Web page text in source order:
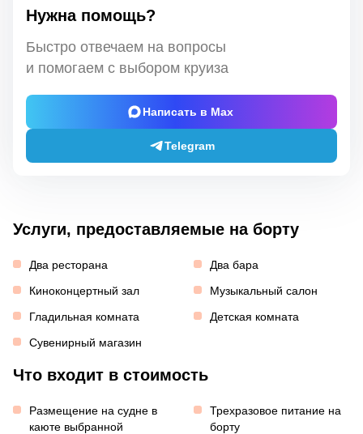
Нужна помощь?
Быстро отвечаем на вопросы
и помогаем с выбором круиза
Написать в Max
Telegram
Услуги, предоставляемые на борту
Два ресторана
Два бара
Киноконцертный зал
Музыкальный салон
Гладильная комната
Детская комната
Сувенирный магазин
Что входит в стоимость
Размещение на судне в
каюте выбранной
Трехразовое питание на
борту